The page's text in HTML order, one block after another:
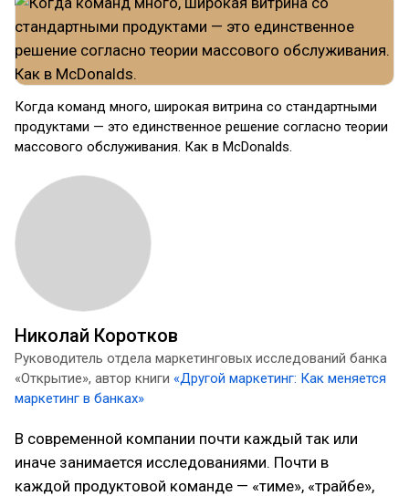
Когда команд много, широкая витрина со стандартными
продуктами — это единственное решение согласно теории
массового обслуживания. Как в McDonalds.
Николай Коротков
Руководитель отдела маркетинговых исследований банка
«Открытие», автор книги «Другой маркетинг: Как меняется
маркетинг в банках»
В современной компании почти каждый так или
иначе занимается исследованиями. Почти в
каждой продуктовой команде — «тиме», «трайбе»,